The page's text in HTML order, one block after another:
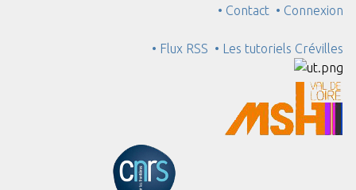
• Contact • Connexion
• Flux RSS • Les tutoriels Crévilles